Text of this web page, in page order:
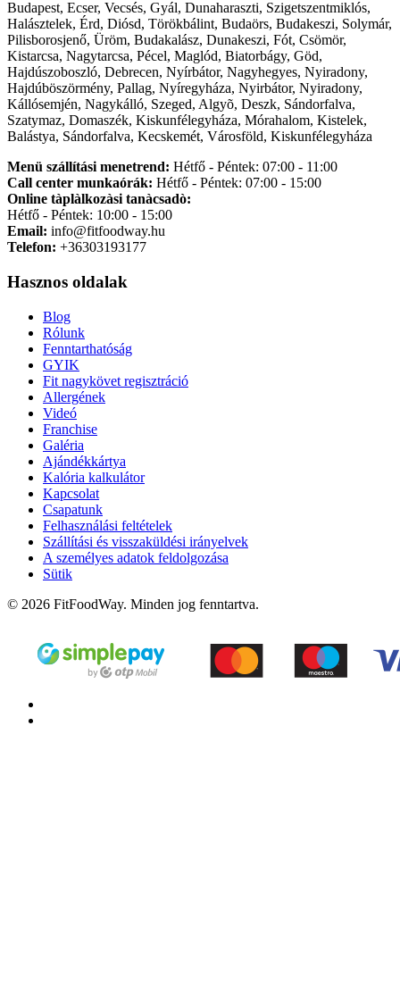
Budapest, Ecser, Vecsés, Gyál, Dunaharaszti, Szigetszentmiklós,
Halásztelek, Érd, Diósd, Törökbálint, Budaörs, Budakeszi, Solymár,
Pilisborosjenő, Üröm, Budakalász, Dunakeszi, Fót, Csömör,
Kistarcsa, Nagytarcsa, Pécel, Maglód, Biatorbágy, Göd,
Hajdúszoboszló, Debrecen, Nyírbátor, Nagyhegyes, Nyiradony,
Hajdúböszörmény, Pallag, Nyíregyháza, Nyirbátor, Nyiradony,
Kállósemjén, Nagykálló, Szeged, Algyõ, Deszk, Sándorfalva,
Szatymaz, Domaszék, Kiskunfélegyháza, Mórahalom, Kistelek,
Balástya, Sándorfalva, Kecskemét, Városföld, Kiskunfélegyháza
Menü szállítási menetrend: Hétfő - Péntek: 07:00 - 11:00
Call center munkaórák: Hétfő - Péntek: 07:00 - 15:00
Online tàplàlkozàsi tanàcsadò:
Hétfő - Péntek: 10:00 - 15:00
Email: info@fitfoodway.hu
Telefon: +36303193177
Hasznos oldalak
Blog
Rólunk
Fenntarthatóság
GYIK
Fit nagykövet regisztráció
Allergének
Videó
Franchise
Galéria
Ajándékkártya
Kalória kalkulátor
Kapcsolat
Csapatunk
Felhasználási feltételek
Szállítási és visszaküldési irányelvek
A személyes adatok feldolgozása
Sütik
© 2026 FitFoodWay. Minden jog fenntartva.